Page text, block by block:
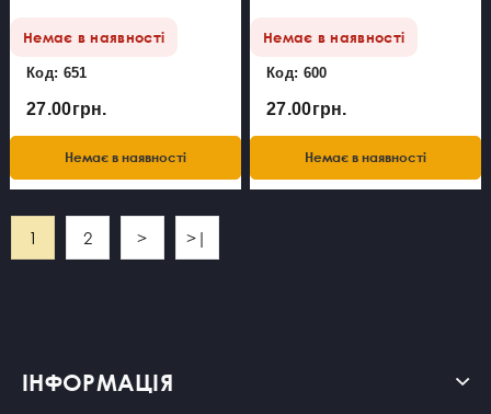
Немає в наявності
Код: 651
27.00грн.
Немає в наявності
Немає в наявності
Код: 600
27.00грн.
Немає в наявності
1 2 > >|
ІНФОРМАЦІЯ